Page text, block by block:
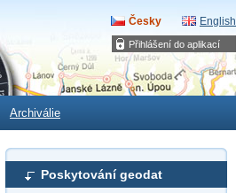
Přihlášení do aplikací
Česky English
Archiválie
Poskytování geodat